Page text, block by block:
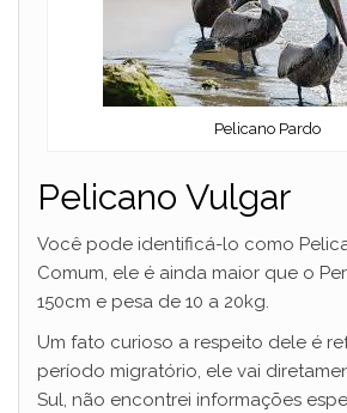
Pelicano Pardo
Pelicano Vulgar
Você pode identificá-lo como
Comum, ele é ainda maior que o
150cm e pesa de 10 a 20kg.
Um fato curioso a respeito dele é
período migratório, ele vai
Sul, não encontrei informações